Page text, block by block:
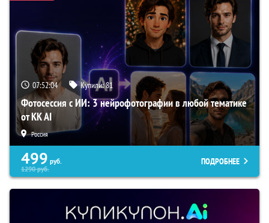
07:52:03 Купили:81
Фотосессия с ИИ: 3 нейрофотографии в любой тематике
от KK AI
Россия
499 руб.
1290руб.
ПОДРОБНЕЕ